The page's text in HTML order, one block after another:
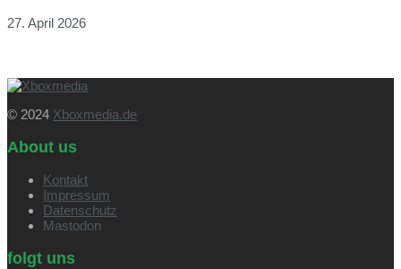
27. April 2026
© 2024 Xboxmedia.de
About us
Kontakt
Impressum
Datenschutz
Mastodon
folgt uns